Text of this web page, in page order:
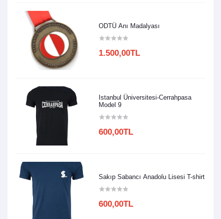
ODTÜ Anı Madalyası
1.500,00TL
Istanbul Üniversitesi-Cerrahpasa
Model 9
600,00TL
Sakıp Sabancı Anadolu Lisesi T-shirt
600,00TL